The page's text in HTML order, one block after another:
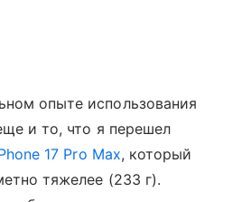
опыте использования
и то, что я перешел
17 Pro Max, который
тяжелее (233 г).